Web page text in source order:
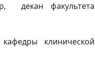
декан факультета
клинической